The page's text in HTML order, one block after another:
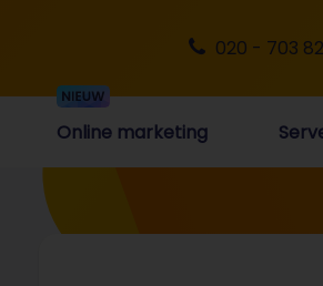
020 - 703
Online marketing